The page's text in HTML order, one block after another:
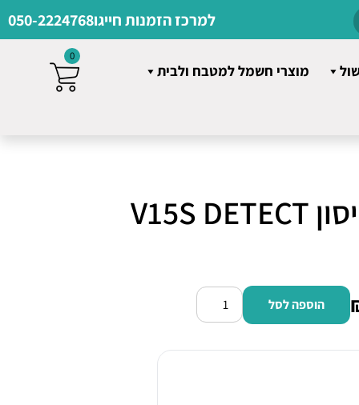
למרכז הזמנות חייגו050-2224768
מוצרי חשמל למטבח ולבית
שואב שוטף דייסון V15S DETECT
הוספה לסל
כמות
0